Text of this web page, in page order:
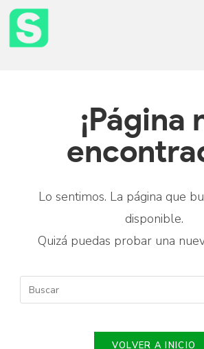
¡Página
Lo sentimos. La página que
disponible.
Quizá puedas probar una
VOLVER A INICIO